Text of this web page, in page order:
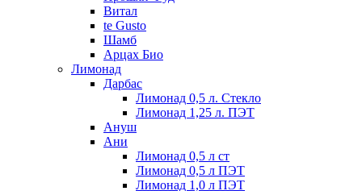
Витал
te Gusto
Шамб
Арцах Био
Лимонад
Дарбас
Лимонад 0,5 л. Стекло
Лимонад 1,25 л. ПЭТ
Ануш
Ани
Лимонад 0,5 л ст
Лимонад 0,5 л ПЭТ
Лимонад 1,0 л ПЭТ